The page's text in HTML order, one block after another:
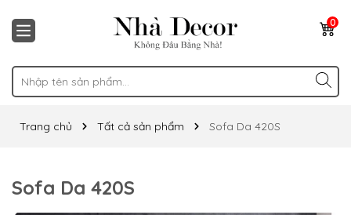
0
Trang chủ Tất cả sản phẩm Sofa Da 420S
Sofa Da 420S